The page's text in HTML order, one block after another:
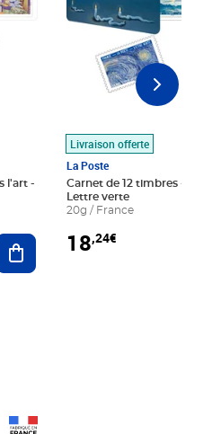
l'art -
Ajouter au panier
Livraison offerte
La Poste
Carnet de 12 timbres - Le
Lettre verte
20g / France
18,24€